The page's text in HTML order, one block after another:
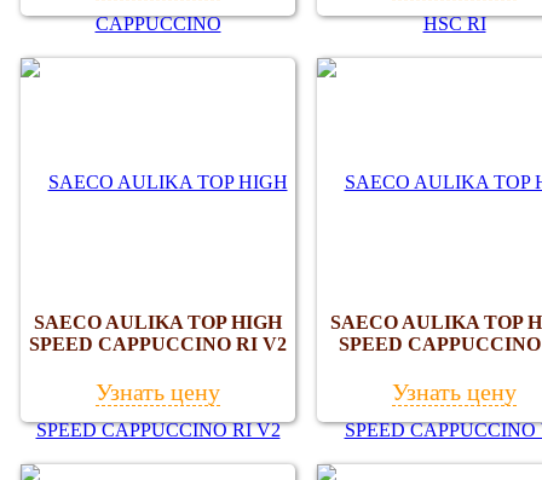
SAECO AULIKA TOP HIGH
SPEED CAPPUCCINO RI V2
Узнать цену
SAECO AULIKA TOP
SPEED
Узнать цену